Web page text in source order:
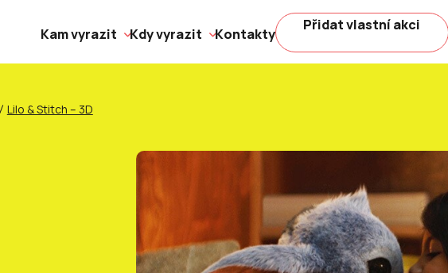
Kam vyrazit Kdy vyrazit Kontakty
Přidat vlastní akci
Lilo & Stitch – 3D